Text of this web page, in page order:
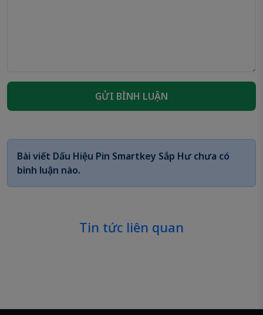
GỬI BÌNH LUẬN
Bài viết Dấu Hiệu Pin Smartkey Sắp Hư chưa có
bình luận nào.
Tin tức liên quan